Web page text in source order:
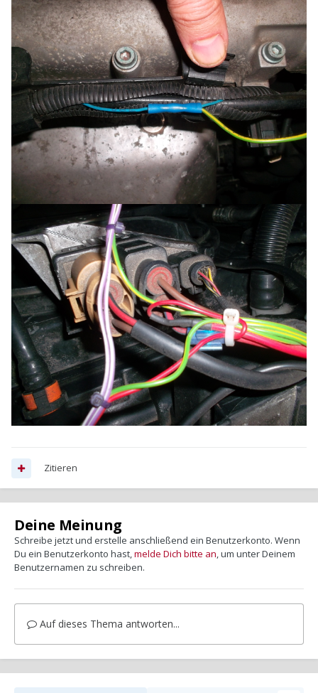
Zitieren
Deine Meinung
Schreibe jetzt und erstelle anschließend ein Benutzerkonto. Wenn
Du ein Benutzerkonto hast,melde Dich bitte an, um unter Deinem
Benutzernamen zu schreiben.
Auf dieses Thema antworten...